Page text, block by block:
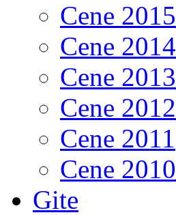
Cene 2015
Cene 2014
Cene 2013
Cene 2012
Cene 2011
Cene 2010
Gite